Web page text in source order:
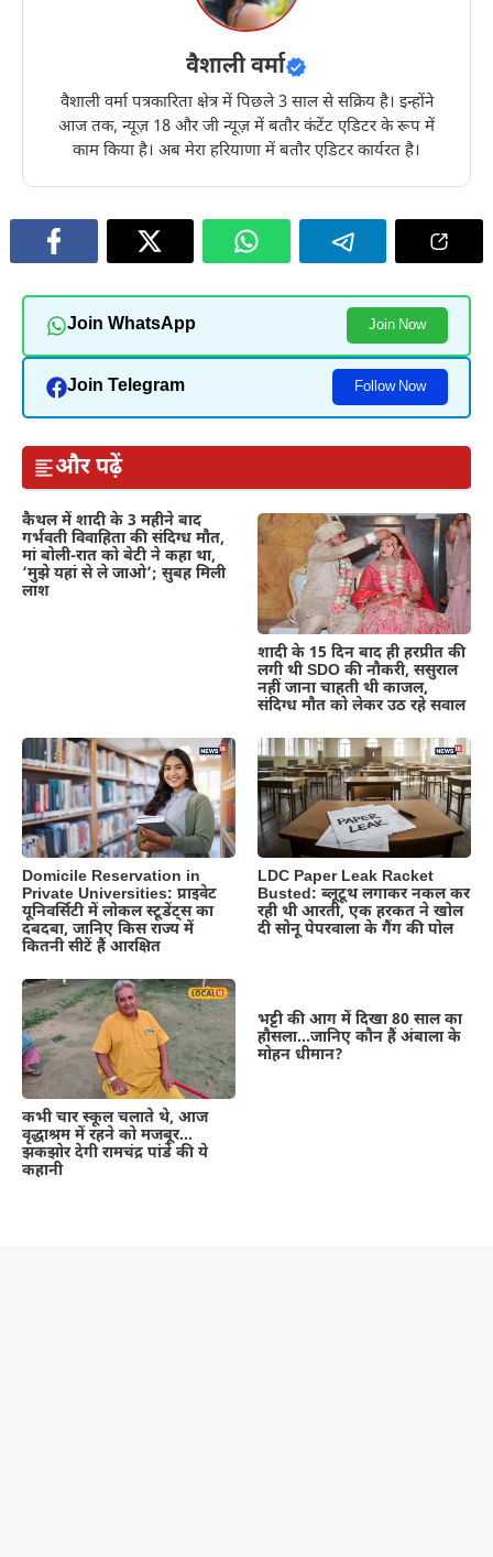
वैशाली वर्मा
वैशाली वर्मा पत्रकारिता क्षेत्र में पिछले 3 साल से सक्रिय है। इन्होंने
आज तक, न्यूज़ 18 और जी न्यूज़ में बतौर कंटेंट एडिटर के रूप में
काम किया है। अब मेरा हरियाणा में बतौर एडिटर कार्यरत है।
Join WhatsApp Join Now
Join Telegram Follow Now
और पढ़ें
कैथल में शादी के 3 महीने बाद
गर्भवती विवाहिता की संदिग्ध मौत,
मां बोली-रात को बेटी ने कहा था,
‘मुझे यहां से ले जाओ’; सुबह मिली
लाश
शादी के 15 दिन बाद ही हरप्रीत की
लगी थी SDO की नौकरी, ससुराल
नहीं जाना चाहती थी काजल,
संदिग्ध मौत को लेकर उठ रहे सवाल
Domicile Reservation in
Private Universities: प्राइवेट
यूनिवर्सिटी में लोकल स्टूडेंट्स का
दबदबा, जानिए किस राज्य में
कितनी सीटें हैं आरक्षित
LDC Paper Leak Racket
Busted: ब्लूटूथ लगाकर नकल कर
रही थी आरती, एक हरकत ने खोल
दी सोनू पेपरवाला के गैंग की पोल
कभी चार स्कूल चलाते थे, आज
वृद्धाश्रम में रहने को मजबूर…
झकझोर देगी रामचंद्र पांडे की ये
कहानी
भट्टी की आग में दिखा 80 साल का
हौसला…जानिए कौन हैं अंबाला के
मोहन धीमान?